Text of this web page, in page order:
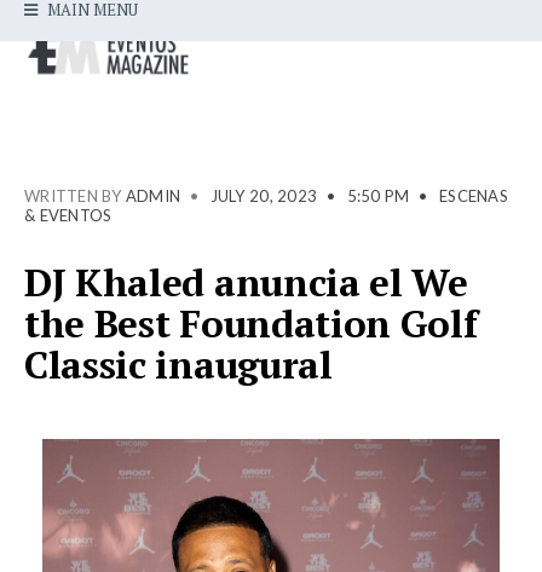
MAIN MENU
WRITTEN BY ADMIN • JULY 20, 2023 • 5:50 PM •
ESCENAS
& EVENTOS
DJ Khaled anuncia el We
the Best Foundation Golf
Classic inaugural